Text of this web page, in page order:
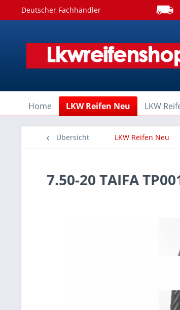
Deutscher Fachhändler
Home LKW Reifen Neu LKW
Übersicht LKW Reifen Neu
7.50-20 TAIFA